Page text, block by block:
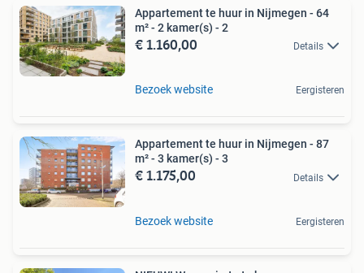
Appartement te huur in Nijmegen - 64
m² - 2 kamer(s) - 2
€ 1.160,00 Details
Bezoek website Eergisteren
Appartement te huur in Nijmegen - 87
m² - 3 kamer(s) - 3
€ 1.175,00 Details
Bezoek website Eergisteren